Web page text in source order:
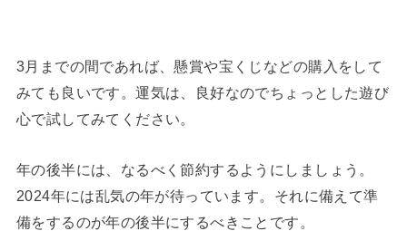
3月までの間であれば、懸賞や宝くじなどの購入をして
みても良いです。運気は、良好なのでちょっとした遊び
心で試してみてください。
年の後半には、なるべく節約するようにしましょう。
2024年には乱気の年が待っています。それに備えて準
備をするのが年の後半にするべきことです。